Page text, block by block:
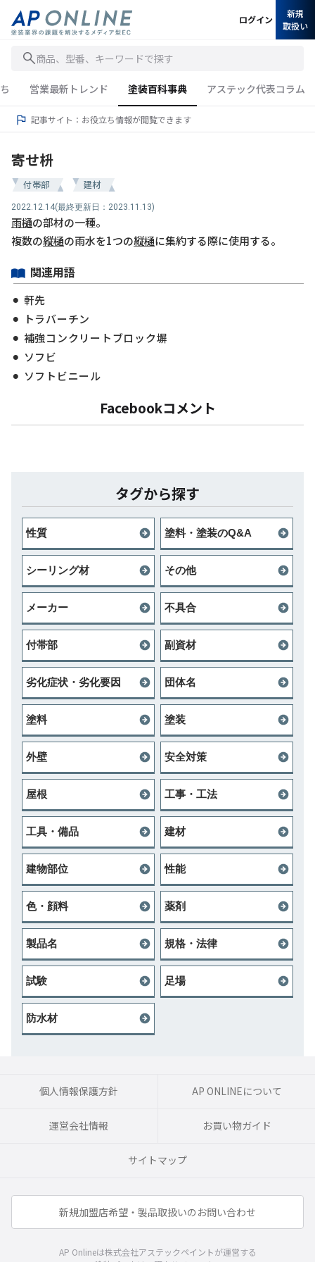
商品、型番、キーワードで探す
ログイン
新規
取扱い
営業最新トレンド 塗装百科事典 アステック代表コラム
記事サイト：お役立ち情報が閲覧できます
寄せ枡
付帯部 建材
2022.12.14(最終更新日：2023.11.13)
雨樋の部材の一種。
複数の縦樋の雨水を1つの縦樋に集約する際に使用する。
関連用語
軒先
トラバーチン
補強コンクリートブロック塀
ソフビ
ソフトビニール
Facebookコメント
タグから探す
性質 塗料・塗装のQ&A
シーリング材 その他
メーカー 不具合
付帯部 副資材
劣化症状・劣化要因 団体名
塗料 塗装
外壁 安全対策
屋根 工事・工法
工具・備品 建材
建物部位 性能
色・顔料 薬剤
製品名 規格・法律
試験 足場
防水材
個人情報保護方針 AP ONLINEについて
運営会社情報 お買い物ガイド
サイトマップ
新規加盟店希望・製品取扱いのお問い合わせ
AP Onlineは株式会社アステックペイントが運営する